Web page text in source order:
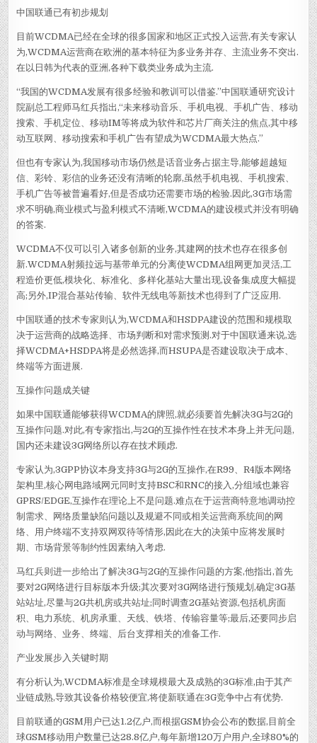
中国联通已有初步规划
目前WCDMA已经在全球的很多国家和地区正式投入运营,有关专家认
为,WCDMA运营商在欧洲的基本特征为多业务并存、主流业务不突出.
在以日韩为代表的亚洲,各种下载类业务成为主流.
“我国的WCDMA发展有很多经验和教训可以借鉴.”中国联通研究设计
院副总工程师马红兵指出,“未来移动音乐、手机电视、手机广告、移动
搜索、手机定位、移动IM等将成为软件和芯片厂商关注的焦点,其中移
动互联网、移动搜索和手机广告有望成为WCDMA最大热点.”
但也有专家认为,我国移动市场仍然是话音业务占据主导,能够超越短
信、彩铃、彩信的业务还没有清晰的轮廓,虽然手机电视、手机搜索、
手机广告等被普遍看好,但是否成功还需要市场的检验.因此,3G市场需
求不明确,商业模式与盈利模式不清晰,WCDMA的建设模式并没有明确
的答案.
WCDMA不仅可以引入诸多创新的业务,其建网的技术也存在很多创
新.WCDMA射频拉远与基带单元的分离使WCDMA组网更加灵活,工
程造价更低,模块化、标准化、多样化基站大量出现,设备集成度大幅提
高;另外,IP混合基站传输、软件无线电等新技术也得到了广泛应用.
中国联通的技术专家则认为,WCDMA和HSDPA建设的范围和规模取
决于运营商的战略选择、市场判断和对需求预测.对于中国联通来说,选
择WCDMA+HSDPA将是必然选择,而HSUPA是否建设取决于成本、
终端等方面进展.
互操作问题成关键
如果中国联通能够获得WCDMA的牌照,就必须要首先解决3G与2G的
互操作问题.对此,有专家指出,与2G的互操作性在技术本身上并无问题,
国内还未建设3G网络所以存在技术顾虑.
专家认为,3GPP协议本身支持3G与2G的互操作,在R99、R4版本网络
架构里,核心网电路域网元同时支持BSC和RNC的接入,分组域也兼容
GPRS/EDGE,互操作在理论上不是问题.难点在于运营商特意地调动控
制需求、网络质量缺陷问题以及规避不同或相关运营商系统间的网
络、用户终端不支持双网双待等情形,因此在大的决策中应将发展时
期、市场背景等制约性因素纳入考虑.
马红兵则进一步给出了解决3G与2G的互操作问题的方案,他指出,首先
要对2G网络进行目标版本升级;其次要对3G网络进行预规划,确定3G基
站站址,尽量与2G共机房或共站址;同时调查2G基站资源,包括机房面
积、电力系统、机房承重、天线、铁塔、传输容量等;最后,还要同步启
动与网络、业务、终端、后台支撑相关的准备工作.
产业发展步入关键时期
有分析认为,WCDMA标准是全球规模最大及成熟的3G标准,由于其产
业链成熟,导致其设备价格较便宜,将使新联通在3G竞争中占有优势.
目前联通的GSM用户已达1.2亿户,而根据GSM协会公布的数据,目前全
球GSM移动用户数量已达28.8亿户,每年新增120万户用户,全球80%的